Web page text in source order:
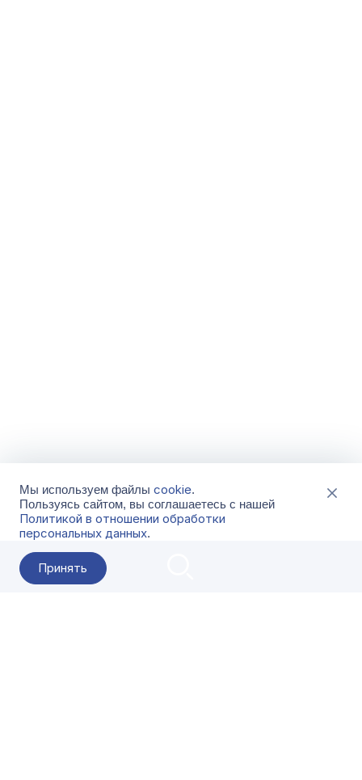
Мы используем файлы cookie.
Пользуясь сайтом, вы соглашаетесь с нашей
Политикой в отношении обработки
персональных данных.
Принять